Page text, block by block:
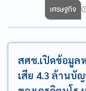
เศรษฐกิจ
สศช.เปิดข้อมูล
เสีย 4.3 ล้านบั